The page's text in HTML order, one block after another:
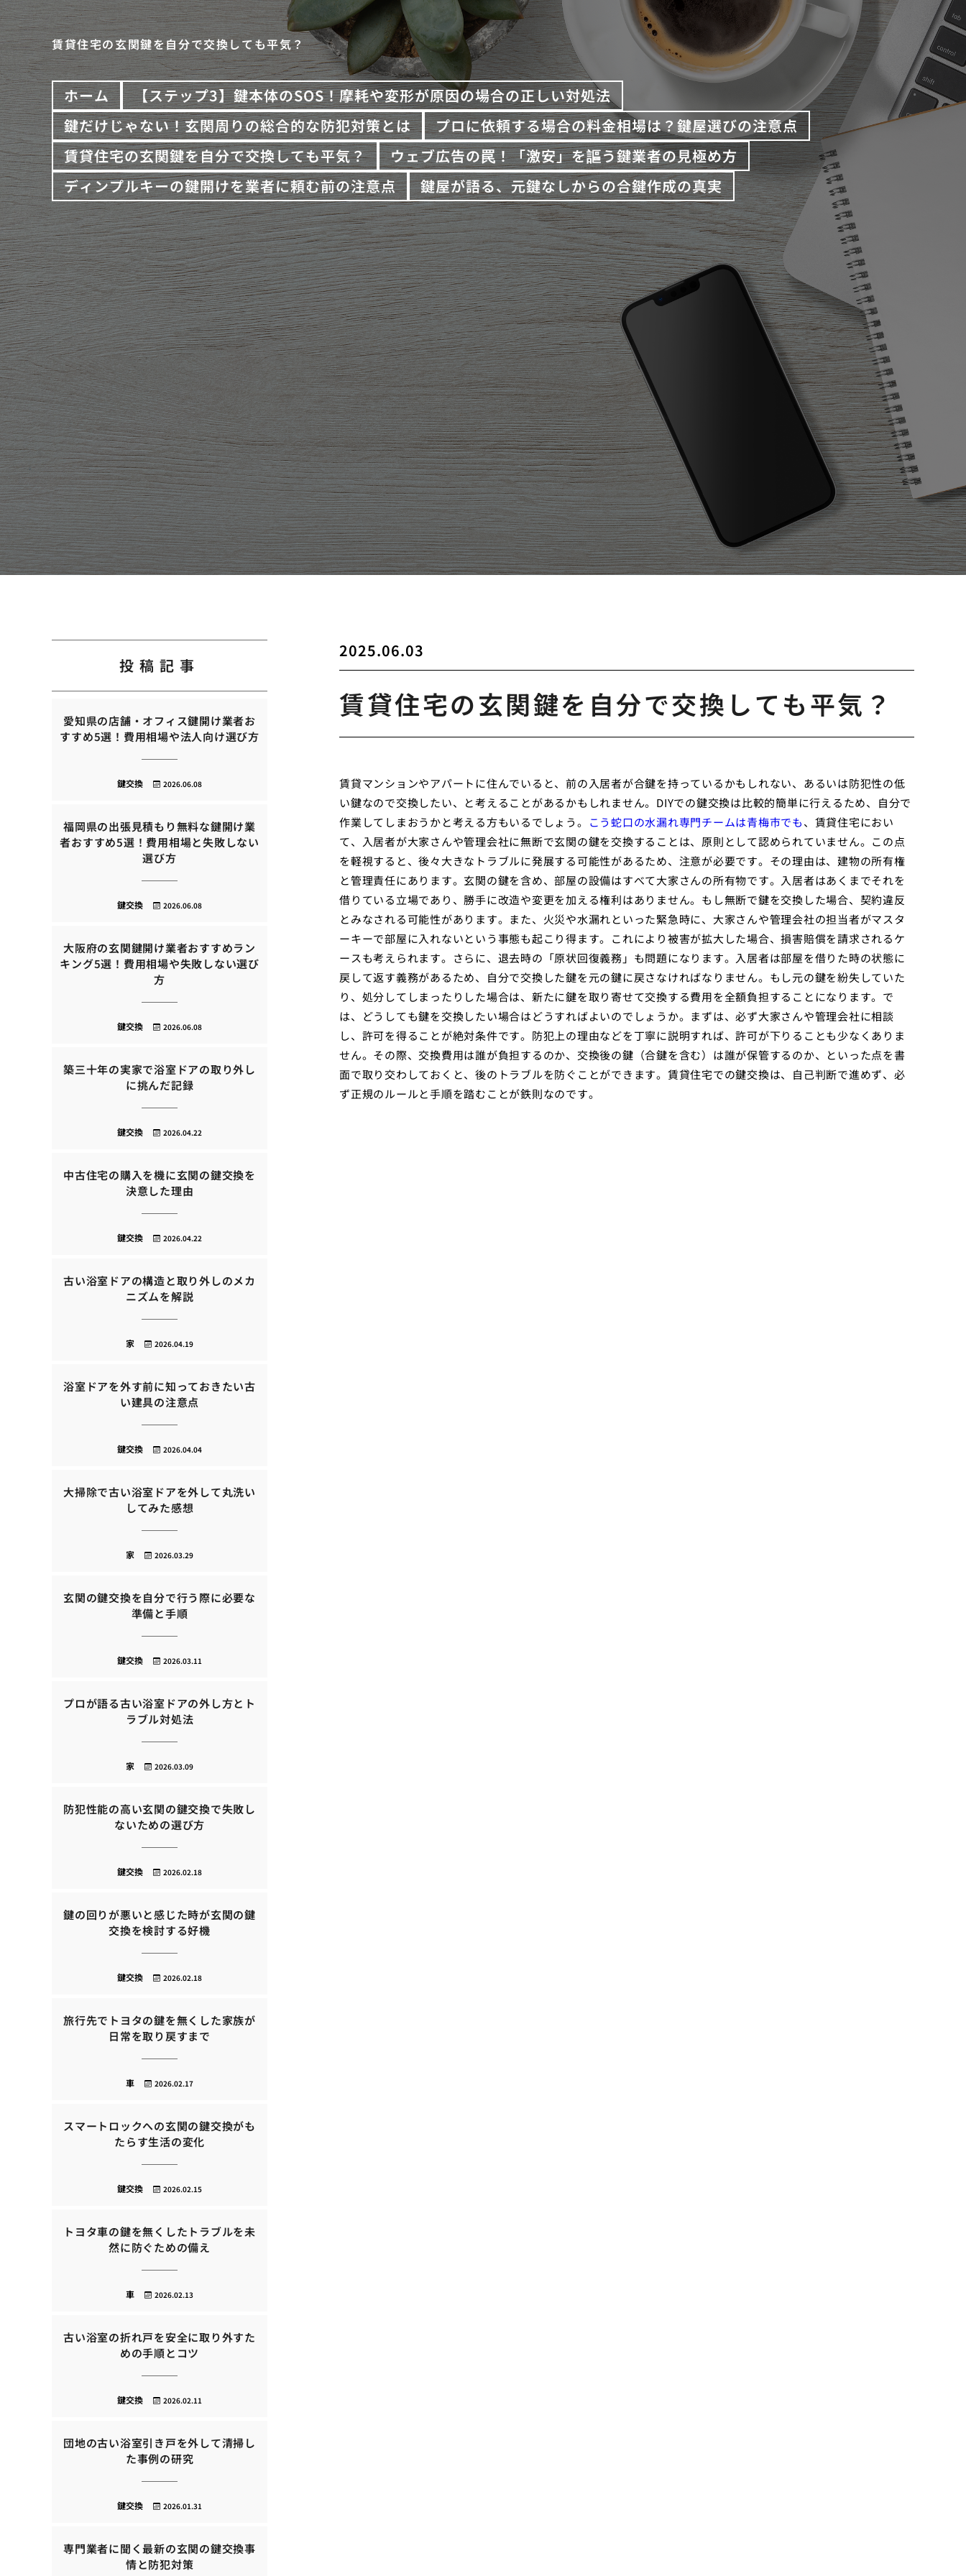
賃貸住宅の玄関鍵を自分で交換しても平気？
ホーム
【ステップ3】鍵本体のSOS！摩耗や変形が原因の場合の正しい対処法
鍵だけじゃない！玄関周りの総合的な防犯対策とは
プロに依頼する場合の料金相場は？鍵屋選びの注意点
賃貸住宅の玄関鍵を自分で交換しても平気？
ウェブ広告の罠！「激安」を謳う鍵業者の見極め方
ディンプルキーの鍵開けを業者に頼む前の注意点
鍵屋が語る、元鍵なしからの合鍵作成の真実
2025.06.03
賃貸住宅の玄関鍵を自分で交換しても平気？
賃貸マンションやアパートに住んでいると、前の入居者が合鍵を持っているかもしれない、あるいは防犯性の低
い鍵なので交換したい、と考えることがあるかもしれません。DIYでの鍵交換は比較的簡単に行えるため、自分で
作業してしまおうかと考える方もいるでしょう。 こう蛇口の水漏れ専門チームは青梅市でも、賃貸住宅におい
て、入居者が大家さんや管理会社に無断で玄関の鍵を交換することは、原則として認められていません。この点
を軽視すると、後々大きなトラブルに発展する可能性があるため、注意が必要です。その理由は、建物の所有権
と管理責任にあります。玄関の鍵を含め、部屋の設備はすべて大家さんの所有物です。入居者はあくまでそれを
借りている立場であり、勝手に改造や変更を加える権利はありません。もし無断で鍵を交換した場合、契約違反
とみなされる可能性があります。また、火災や水漏れといった緊急時に、大家さんや管理会社の担当者がマスタ
ーキーで部屋に入れないという事態も起こり得ます。これにより被害が拡大した場合、損害賠償を請求されるケ
ースも考えられます。さらに、退去時の「原状回復義務」も問題になります。入居者は部屋を借りた時の状態に
戻して返す義務があるため、自分で交換した鍵を元の鍵に戻さなければなりません。もし元の鍵を紛失していた
り、処分してしまったりした場合は、新たに鍵を取り寄せて交換する費用を全額負担することになります。で
は、どうしても鍵を交換したい場合はどうすればよいのでしょうか。まずは、必ず大家さんや管理会社に相談
し、許可を得ることが絶対条件です。防犯上の理由などを丁寧に説明すれば、許可が下りることも少なくありま
せん。その際、交換費用は誰が負担するのか、交換後の鍵（合鍵を含む）は誰が保管するのか、といった点を書
面で取り交わしておくと、後のトラブルを防ぐことができます。賃貸住宅での鍵交換は、自己判断で進めず、必
ず正規のルールと手順を踏むことが鉄則なのです。
投稿記事
愛知県の店舗・オフィス鍵開け業者お
すすめ5選！費用相場や法人向け選び方
2026.06.08
鍵交換
福岡県の出張見積もり無料な鍵開け業
者おすすめ5選！費用相場と失敗しない
選び方
2026.06.08
鍵交換
大阪府の玄関鍵開け業者おすすめラン
キング5選！費用相場や失敗しない選び
方
2026.06.08
鍵交換
築三十年の実家で浴室ドアの取り外し
に挑んだ記録
2026.04.22
鍵交換
中古住宅の購入を機に玄関の鍵交換を
決意した理由
2026.04.22
鍵交換
古い浴室ドアの構造と取り外しのメカ
ニズムを解説
2026.04.19
家
浴室ドアを外す前に知っておきたい古
い建具の注意点
2026.04.04
鍵交換
大掃除で古い浴室ドアを外して丸洗い
してみた感想
2026.03.29
家
玄関の鍵交換を自分で行う際に必要な
準備と手順
2026.03.11
鍵交換
プロが語る古い浴室ドアの外し方とト
ラブル対処法
2026.03.09
家
防犯性能の高い玄関の鍵交換で失敗し
ないための選び方
2026.02.18
鍵交換
鍵の回りが悪いと感じた時が玄関の鍵
交換を検討する好機
2026.02.18
鍵交換
旅行先でトヨタの鍵を無くした家族が
日常を取り戻すまで
2026.02.17
車
スマートロックへの玄関の鍵交換がも
たらす生活の変化
2026.02.15
鍵交換
トヨタ車の鍵を無くしたトラブルを未
然に防ぐための備え
2026.02.13
車
古い浴室の折れ戸を安全に取り外すた
めの手順とコツ
2026.02.11
鍵交換
団地の古い浴室引き戸を外して清掃し
た事例の研究
2026.01.31
鍵交換
専門業者に聞く最新の玄関の鍵交換事
情と防犯対策